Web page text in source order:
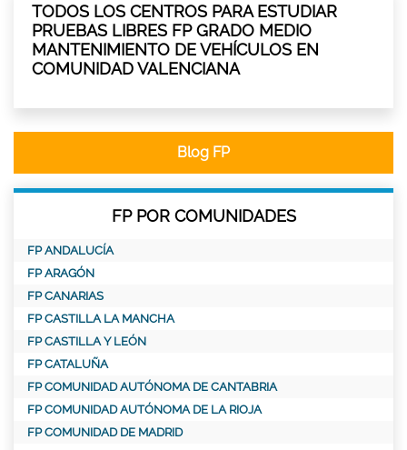
TODOS LOS CENTROS PARA ESTUDIAR
PRUEBAS LIBRES FP GRADO MEDIO
MANTENIMIENTO DE VEHÍCULOS EN
COMUNIDAD VALENCIANA
Blog FP
FP POR COMUNIDADES
FP ANDALUCÍA
FP ARAGÓN
FP CANARIAS
FP CASTILLA LA MANCHA
FP CASTILLA Y LEÓN
FP CATALUÑA
FP COMUNIDAD AUTÓNOMA DE CANTABRIA
FP COMUNIDAD AUTÓNOMA DE LA RIOJA
FP COMUNIDAD DE MADRID